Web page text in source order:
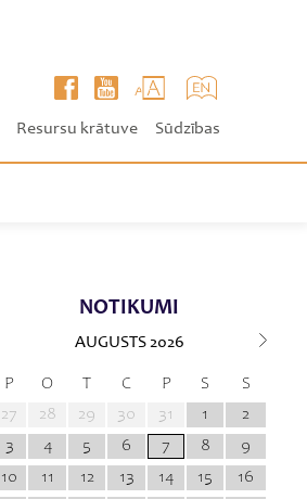
Resursu krātuve Sūdzības
NOTIKUMI
AUGUSTS 2026
P O T C P S
S
27
28 29 30 31 1
2
3
4 5 6 7 8
9
10
11 12 13 14 15
16